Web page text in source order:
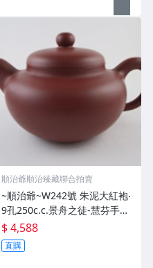
順治爺順治臻藏聯合拍賣
~順治爺~W242號 朱泥大紅袍‧
9孔250c.c.景舟之徒-慧芬手製
@4588元起標
$ 4,588
直購